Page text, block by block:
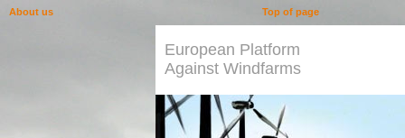
European Platform
Against Windfarms
Top of page
About us